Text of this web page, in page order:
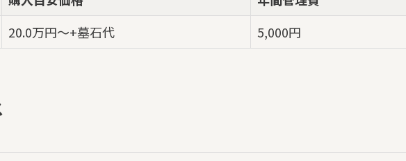
20.0万円～+墓石代 5,000円